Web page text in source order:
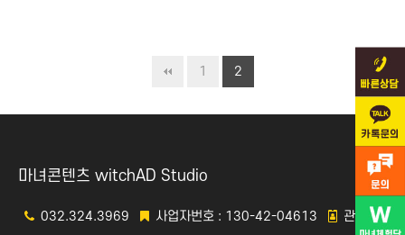
1 2
마녀콘텐츠 witchAD Studio
032.324.3969 사업자번호 : 130-42-04613 관리자 :